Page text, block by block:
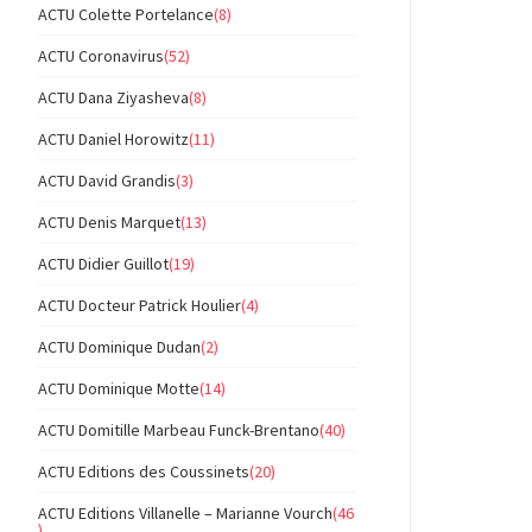
ACTU Colette Portelance(8)
ACTU Coronavirus(52)
ACTU Dana Ziyasheva(8)
ACTU Daniel Horowitz(11)
ACTU David Grandis(3)
ACTU Denis Marquet(13)
ACTU Didier Guillot(19)
ACTU Docteur Patrick Houlier(4)
ACTU Dominique Dudan(2)
ACTU Dominique Motte(14)
ACTU Domitille Marbeau Funck-Brentano(40)
ACTU Editions des Coussinets(20)
ACTU Editions Villanelle – Marianne Vourch(46